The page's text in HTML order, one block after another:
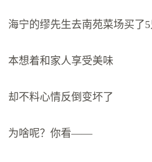
海宁的缪先生去南苑菜场买了
本想着和家人享受美味
却不料心情反倒变坏了
为啥呢？你看——